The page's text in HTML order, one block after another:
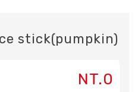
stick(pumpkin)
NT.0